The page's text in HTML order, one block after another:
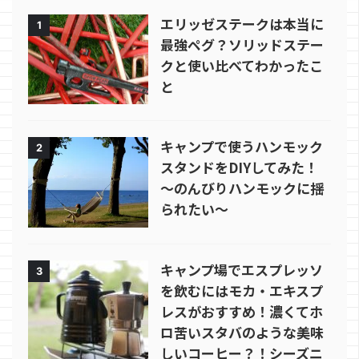
1
エリッゼステークは本当に
最強ペグ？ソリッドステー
クと使い比べてわかったこ
と
2
キャンプで使うハンモック
スタンドをDIYしてみた！
～のんびりハンモックに揺
られたい～
3
キャンプ場でエスプレッソ
を飲むにはモカ・エキスプ
レスがおすすめ！濃くてホ
ロ苦いスタバのような美味
しいコーヒー？！シーズニ